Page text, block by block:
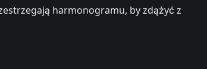
harmonogramu, by zdążyć z